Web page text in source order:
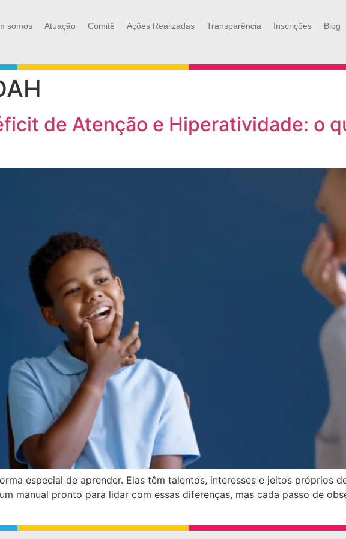
somos Atuação Comitê Ações Realizadas Transparência Inscrições Blog
de Atenção e Hiperatividade: o
especial de aprender. Elas têm talentos, interesses e jeitos próprios
manual pronto para lidar com essas diferenças, mas cada passo de